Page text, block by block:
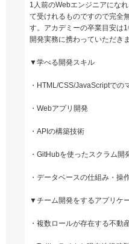
1人前のWebエンジニアにな
て受けれるものですので完全
す。アカデミーの卒業目安は
開発実務に携わっていただき
▼学べる開発スキル
・HTML/CSS/JavaScriptでの
・Webアプリ開発
・APIの構築技術
・GitHubを使ったスクラム開
・データベースの仕組み・操
▼チーム開発をするアプリケ
・複数ロールが存在する不動